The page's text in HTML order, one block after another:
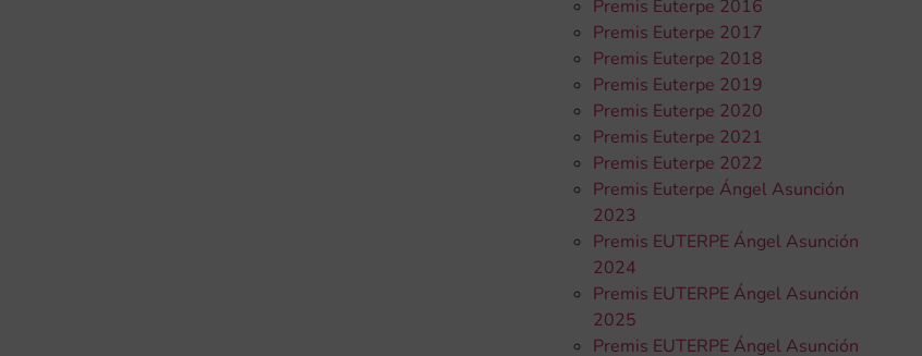
Premis Euterpe 2016
Premis Euterpe 2017
Premis Euterpe 2018
Premis Euterpe 2019
Premis Euterpe 2020
Premis Euterpe 2021
Premis Euterpe 2022
Premis Euterpe Ángel Asunción
2023
Premis EUTERPE Ángel Asunción
2024
Premis EUTERPE Ángel Asunción
2025
Premis EUTERPE Ángel Asunción